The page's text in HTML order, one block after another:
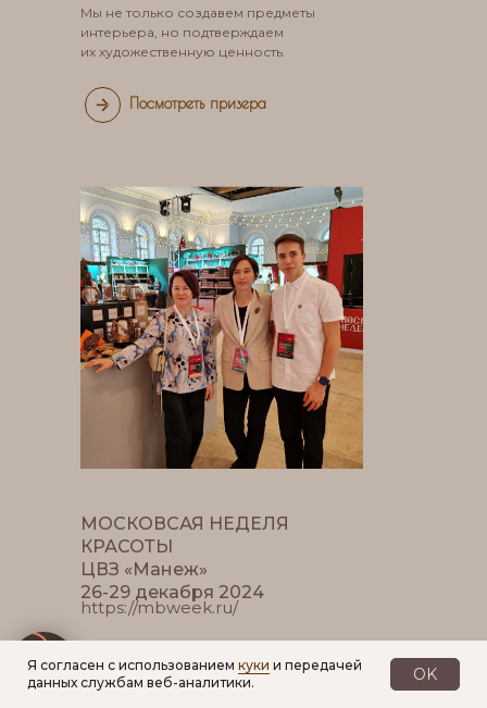
Мы не только создавем предметы
интерьера, но подтверждаем
их художественную ценность.
Посмотреть призера
более, такого уровня. Было очень приятно
и важно вживую услышать мнения и отзывы
МОСКОВСАЯ НЕДЕЛЯ
КРАСОТЫ
ЦВЗ «Манеж»
26-29 декабря 2024
https://mbweek.ru/
Я согласен с использованием куки и передачей
данных службам веб-аналитики.
OK